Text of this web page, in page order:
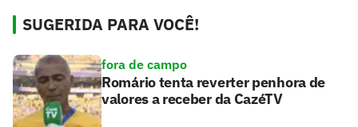
SUGERIDA PARA VOCÊ!
fora de campo
Romário tenta reverter penhora de
valores a receber da CazéTV